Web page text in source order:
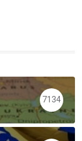
7134